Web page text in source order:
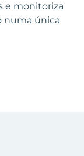
e monitoriza
numa única